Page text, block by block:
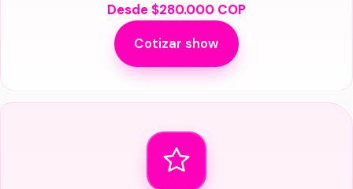
Desde $280.000 COP
Cotizar show